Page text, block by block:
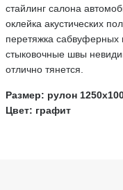
стайлинг салона
оклейка акустических
перетяжка сабвуферных
стыковочные швы
отлично тянется.
Размер: рулон
Цвет: графит